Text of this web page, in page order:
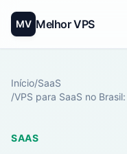
MV Melhor VPS
Início/SaaS
/VPS para SaaS no
SAAS